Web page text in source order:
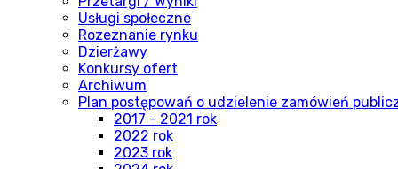
Usługi społeczne
Rozeznanie rynku
Dzierżawy
Konkursy ofert
Archiwum
Plan postępowań o udzielenie zamówień
2017 - 2021 rok
2022 rok
2023 rok